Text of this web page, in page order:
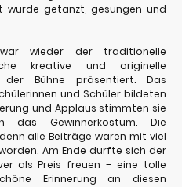
wurde getanzt, gesungen und
wieder der traditionelle
kreative und originelle
Bühne präsentiert. Das
und Schüler bildeten
und Applaus stimmten sie
Gewinnerkostüm. Die
alle Beiträge waren mit viel
Am Ende durfte sich der
als Preis freuen – eine tolle
Erinnerung an diesen